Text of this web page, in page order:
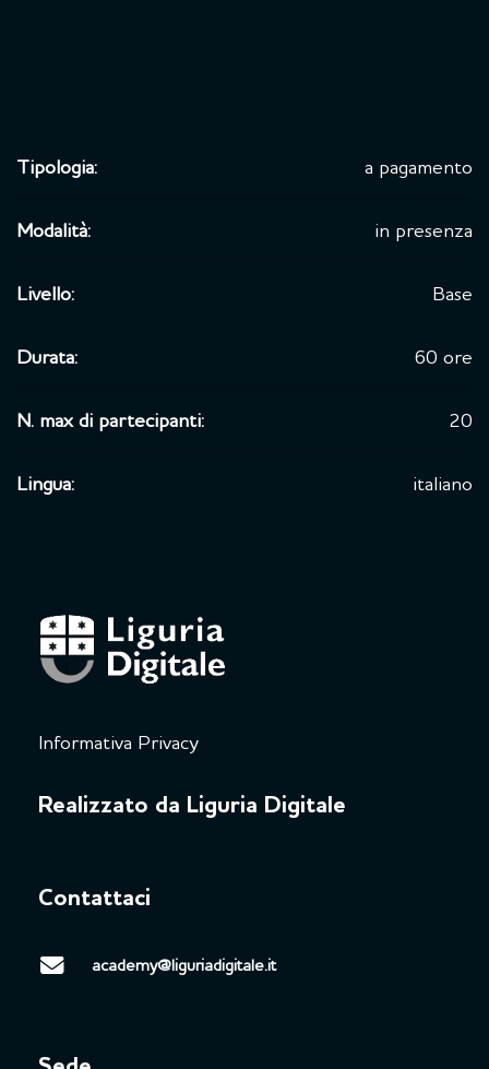
Tipologia: a pagamento
Modalità: in presenza
Livello: Base
Durata: 60 ore
N. max di partecipanti: 20
Lingua: italiano
Informativa Privacy
Realizzato da Liguria Digitale
Contattaci
academy@liguriadigitale.it